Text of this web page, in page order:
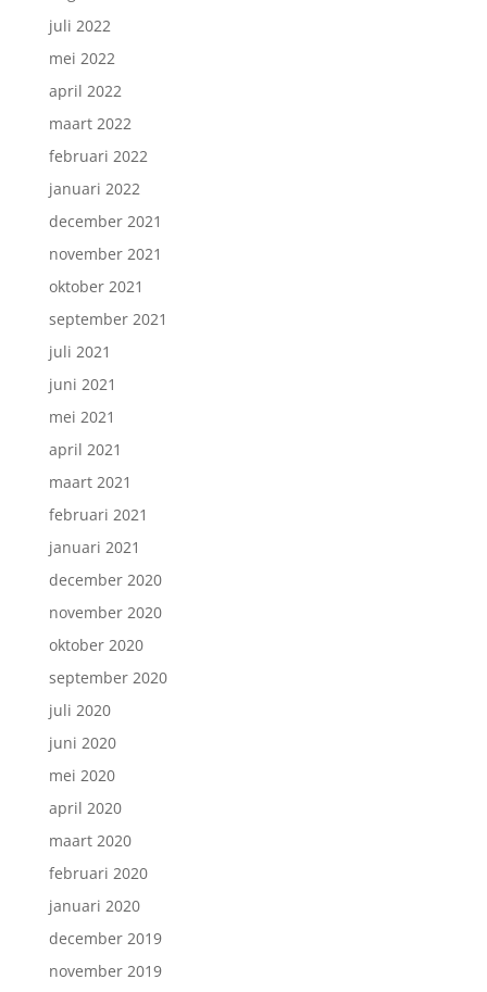
juli 2022
mei 2022
april 2022
maart 2022
februari 2022
januari 2022
december 2021
november 2021
oktober 2021
september 2021
juli 2021
juni 2021
mei 2021
april 2021
maart 2021
februari 2021
januari 2021
december 2020
november 2020
oktober 2020
september 2020
juli 2020
juni 2020
mei 2020
april 2020
maart 2020
februari 2020
januari 2020
december 2019
november 2019